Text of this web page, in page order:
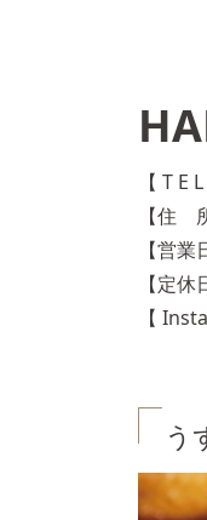
【 T E
【住
【営
【定
【 Insta
う